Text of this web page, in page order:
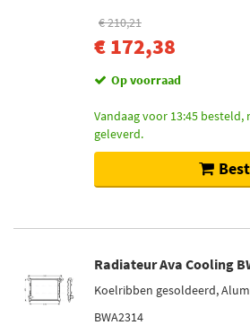
Netbreedte [mm]
438 (64)
Toon meer
€ 210,21
€ 172,38
Op voorraad
Vandaag voor 13:45 besteld,
geleverd.
Radiateur Ava Cooling
Koelribben gesoldeerd,
BWA2314